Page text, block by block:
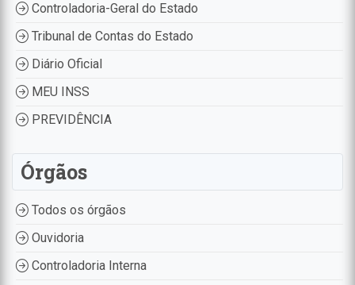
Controladoria-Geral do Estado
Tribunal de Contas do Estado
Diário Oficial
MEU INSS
PREVIDÊNCIA
Órgãos
Todos os órgãos
Ouvidoria
Controladoria Interna